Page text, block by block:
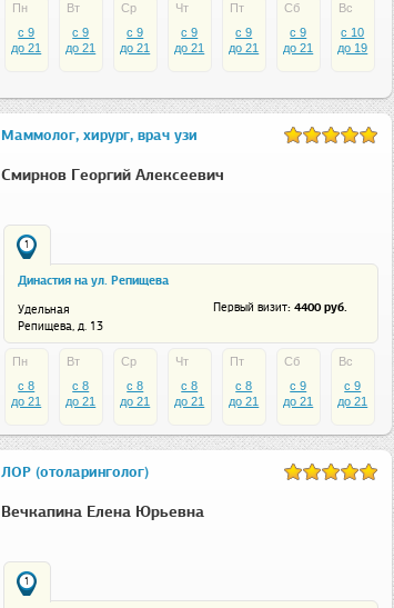
Пн
c 9
до 21
Вт
c 9
до 21
Ср
c 9
до 21
Чт
c 9
до 21
Пт
c 9
до 21
Сб
c 9
до 21
Вс
c 10
до 19
Маммолог, хирург, врач узи
Смирнов Георгий Алексеевич
1
Династия на ул. Репищева
Удельная
Репищева, д. 13
Первый визит: 4400 руб.
Пн
c 8
до 21
Вт
c 8
до 21
Ср
c 8
до 21
Чт
c 8
до 21
Пт
c 8
до 21
Сб
c 9
до 21
Вс
c 9
до 21
ЛОР (отоларинголог)
Вечкапина Елена Юрьевна
1